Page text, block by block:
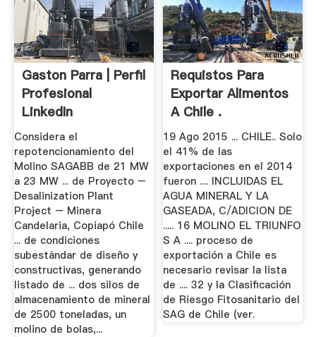
Gaston Parra | Perfil
Profesional
LinkedIn
Considera el
repotencionamiento del
Molino SAGABB de 21 MW
a 23 MW ... de Proyecto –
Desalinization Plant
Project – Minera
Candelaria, Copiapó Chile
... de condiciones
subestándar de diseño y
constructivas, generando
listado de ... dos silos de
almacenamiento de mineral
de 2500 toneladas, un
molino de bolas,...
Requistos Para
Exportar Alimentos
A Chile .
19 Ago 2015 ... CHILE.. Solo
el 41% de las
exportaciones en el 2014
fueron .... INCLUIDAS EL
AGUA MINERAL Y LA
GASEADA, C/ADICION DE
..... 16 MOLINO EL TRIUNFO
S A .... proceso de
exportación a Chile es
necesario revisar la lista
de .... 32 y la Clasificación
de Riesgo Fitosanitario del
SAG de Chile (ver.